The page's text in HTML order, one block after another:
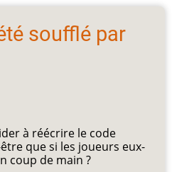
soufflé par
à réécrire le code
que si les joueurs eux-
coup de main ?